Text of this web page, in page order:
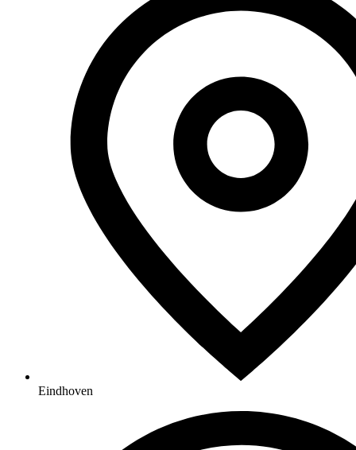
Eindhoven